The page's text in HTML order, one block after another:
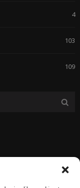
4
103
109